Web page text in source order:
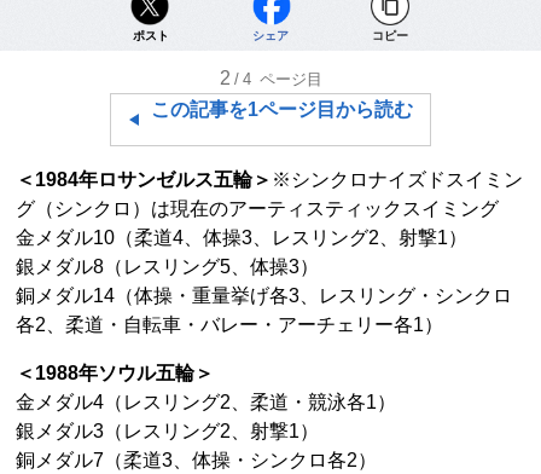
ポスト シェア コピー
2 /4 ページ目
この記事を1ページ目から読む
＜1984年ロサンゼルス五輪＞ ※シンクロナイズドスイミン
グ（シンクロ）は現在のアーティスティックスイミング
金メダル10（柔道4、体操3、レスリング2、射撃1）
銀メダル8（レスリング5、体操3）
銅メダル14（体操・重量挙げ各3、レスリング・シンクロ
各2、柔道・自転車・バレー・アーチェリー各1）
＜1988年ソウル五輪＞
金メダル4（レスリング2、柔道・競泳各1）
銀メダル3（レスリング2、射撃1）
銅メダル7（柔道3、体操・シンクロ各2）